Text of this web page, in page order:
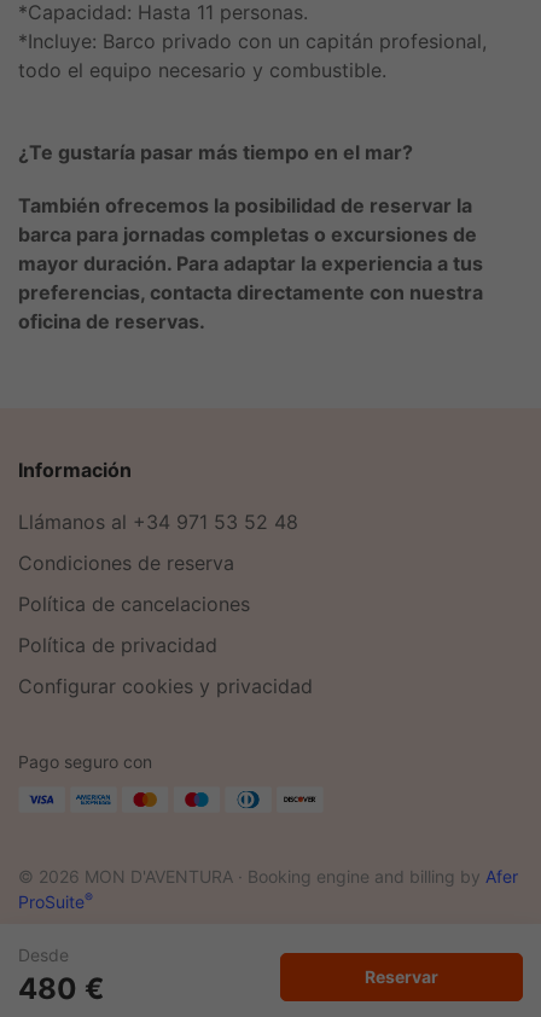
Desde
480 € Reservar
*Capacidad: Hasta 11 personas.
*Incluye: Barco privado con un capitán profesional,
todo el equipo necesario y combustible.
¿Te gustaría pasar más tiempo en el mar?
También ofrecemos la posibilidad de reservar la
barca para jornadas completas o excursiones de
mayor duración. Para adaptar la experiencia a tus
preferencias, contacta directamente con nuestra
oficina de reservas.
Información
Llámanos al +34 971 53 52 48
Condiciones de reserva
Política de cancelaciones
Política de privacidad
Configurar cookies y privacidad
Pago seguro con
© 2026 MON D'AVENTURA · Booking engine and billing by Afer
ProSuite®